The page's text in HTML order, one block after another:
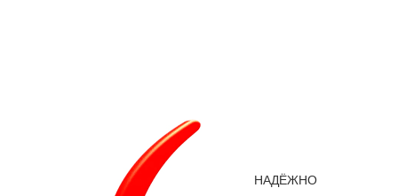
НАДЁЖНО